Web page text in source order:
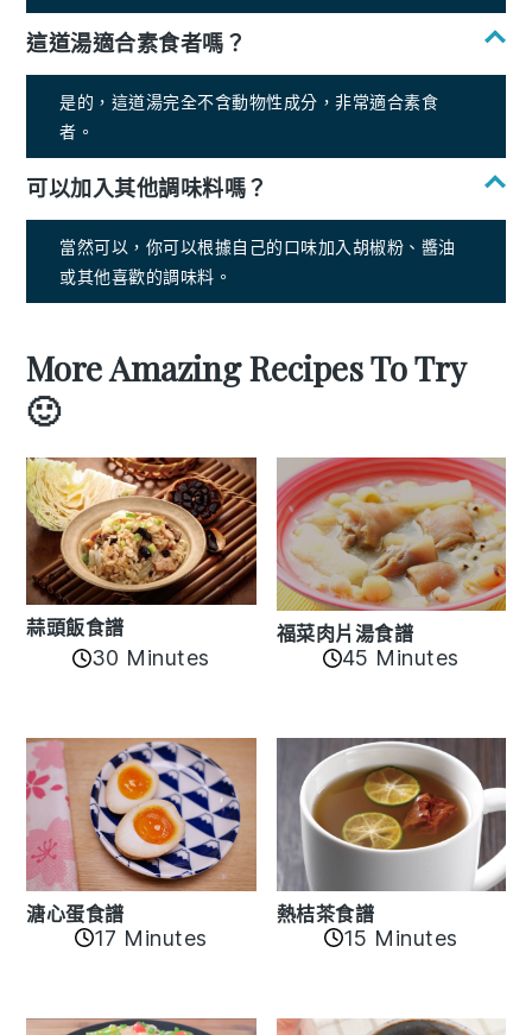
這道湯適合素食者嗎？
是的，這道湯完全不含動物性成分，非常適合素食
者。
可以加入其他調味料嗎？
當然可以，你可以根據自己的口味加入胡椒粉、醬油
或其他喜歡的調味料。
More Amazing Recipes To Try
🙂
蒜頭飯食譜
30 Minutes
福菜肉片湯食譜
45 Minutes
溏心蛋食譜
17 Minutes
熱桔茶食譜
15 Minutes